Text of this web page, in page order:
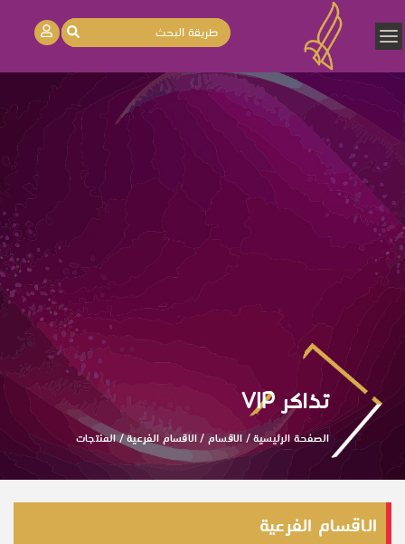
تذاكر VIP
الصفحة الرئيسية/الاقسام/الاقسام الفرعية/المنتجات
الاقسام الفرعية